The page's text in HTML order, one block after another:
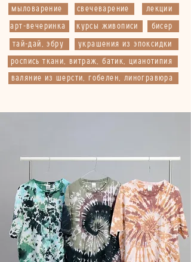
украшения из эпоксидки
мыловарение свечеварение
арт-вечеринка бисер
тай-дай, эбру
роспись ткани, витраж, батик, цианотипия
курсы живописи
лекции
валяние из шерсти, гобелен, линогравюра